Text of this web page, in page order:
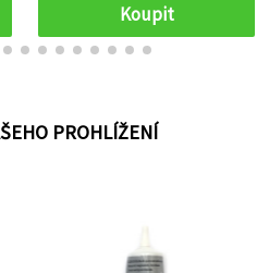
Koupit
PROHLÍŽENÍ